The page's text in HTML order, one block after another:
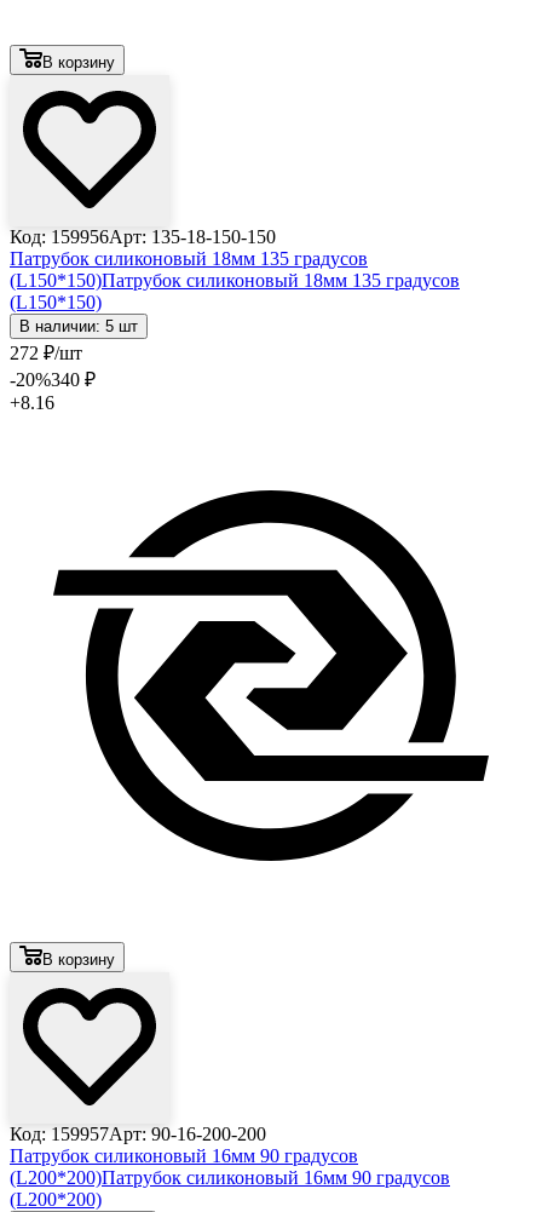
В корзину
Код: 159956Арт: 135-18-150-150
Патрубок силиконовый 18мм 135 градусов
(L150*150)Патрубок силиконовый 18мм 135 градусов
(L150*150)
В наличии: 5 шт
272 ₽/шт
-20%340 ₽
+8.16
В корзину
Код: 159957Арт: 90-16-200-200
Патрубок силиконовый 16мм 90 градусов
(L200*200)Патрубок силиконовый 16мм 90 градусов
(L200*200)